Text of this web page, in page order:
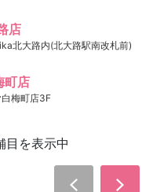
店
北大路内(北大路駅南改札前)
町店
梅町店3F
目を表示中